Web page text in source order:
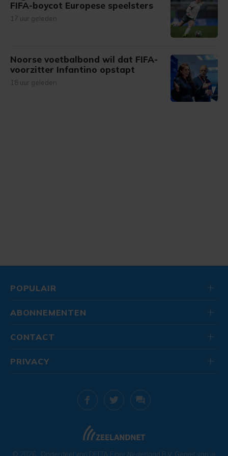
FIFA-boycot Europese speelsters
17 uur geleden
Noorse voetbalbond wil dat FIFA-
voorzitter Infantino opstapt
18 uur geleden
POPULAIR
ABONNEMENTEN
CONTACT
© 2026 . Onderdeel van DELTA Fiber Nederland B.V. Geniet van je
PRIVACY